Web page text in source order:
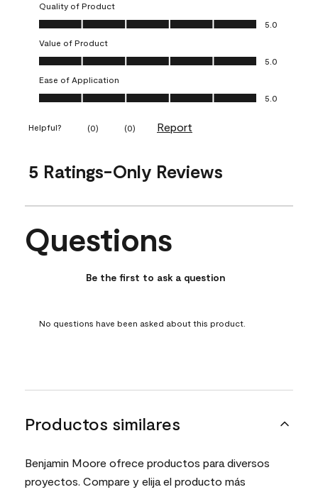
Quality of Product
Quality of Product, 5.0 out of 5
5.0
Value of Product
Value of Product, 5.0 out of 5
5.0
Ease of Application
Ease of Application, 5.0 out of 5
5.0
Helpful? (0) (0) Report
5 Ratings-Only Reviews
No questions have been asked about this product.
Questions
Be the first to ask a question
No questions have been asked about this product.
Productos similares
Benjamin Moore ofrece productos para diversos
proyectos. Compare y elija el producto más